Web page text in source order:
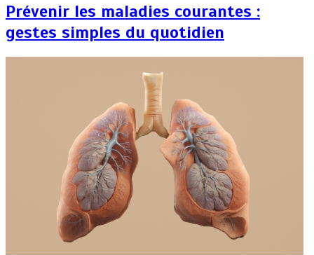
Prévenir les maladies courantes :
gestes simples du quotidien